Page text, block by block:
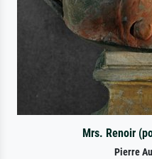
Mrs. Renoir
Pierre